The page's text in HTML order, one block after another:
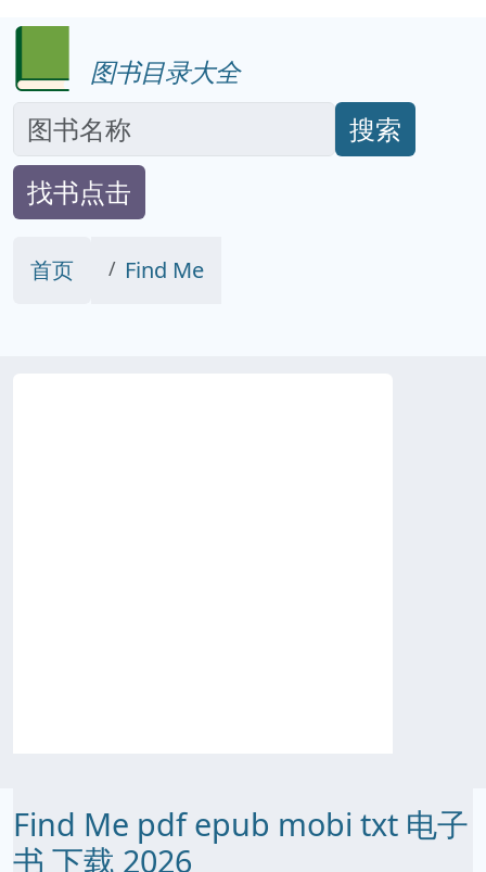
图书目录大全
搜索
找书点击
首页 Find Me
Find Me pdf epub mobi txt 电子
书 下载 2026